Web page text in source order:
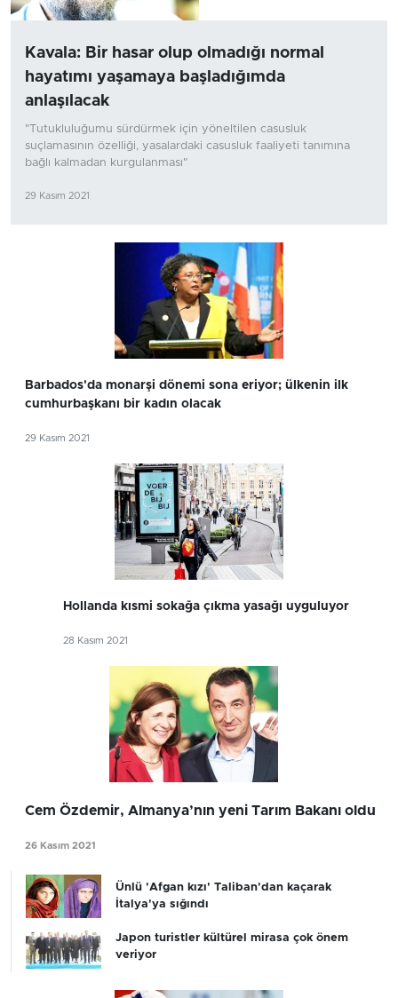
Kavala: Bir hasar olup olmadığı normal
hayatımı yaşamaya başladığımda
anlaşılacak
"Tutukluluğumu sürdürmek için yöneltilen casusluk
suçlamasının özelliği, yasalardaki casusluk faaliyeti tanımına
bağlı kalmadan kurgulanması"
29 Kasım 2021
Barbados'da monarşi dönemi sona eriyor; ülkenin ilk
cumhurbaşkanı bir kadın olacak
29 Kasım 2021
Hollanda kısmi sokağa çıkma yasağı uyguluyor
28 Kasım 2021
Cem Özdemir, Almanya’nın yeni Tarım Bakanı oldu
26 Kasım 2021
Ünlü 'Afgan kızı' Taliban'dan kaçarak
İtalya'ya sığındı
Japon turistler kültürel mirasa çok önem
veriyor